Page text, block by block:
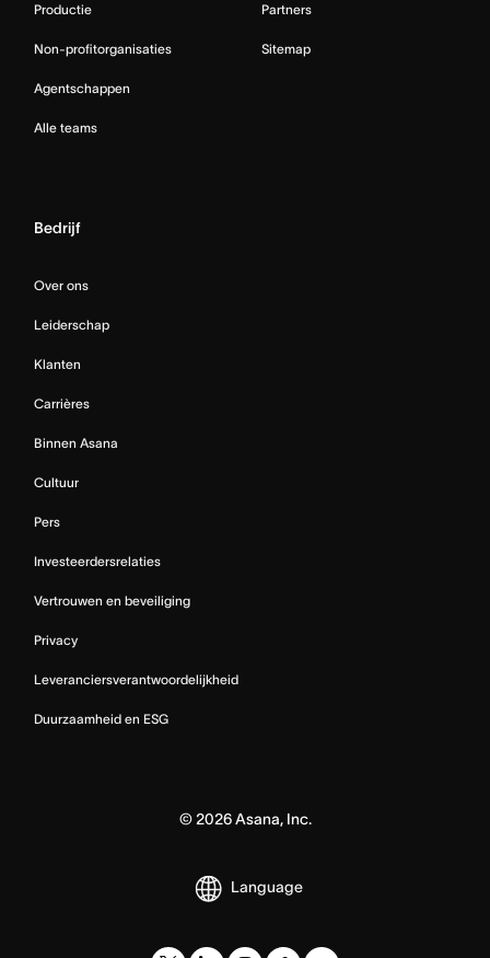
Productie
Non-profitorganisaties
Agentschappen
Alle teams
Partners
Sitemap
Bedrijf
Over ons
Leiderschap
Klanten
Carrières
Binnen Asana
Cultuur
Pers
Investeerdersrelaties
Vertrouwen en beveiliging
Privacy
Leveranciersverantwoordelijkheid
Duurzaamheid en ESG
© 2026Asana, Inc.
Language